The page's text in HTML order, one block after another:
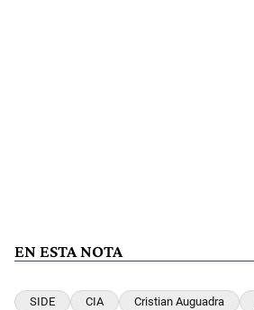
EN ESTA NOTA
SIDE CIA Cristian Auguadra